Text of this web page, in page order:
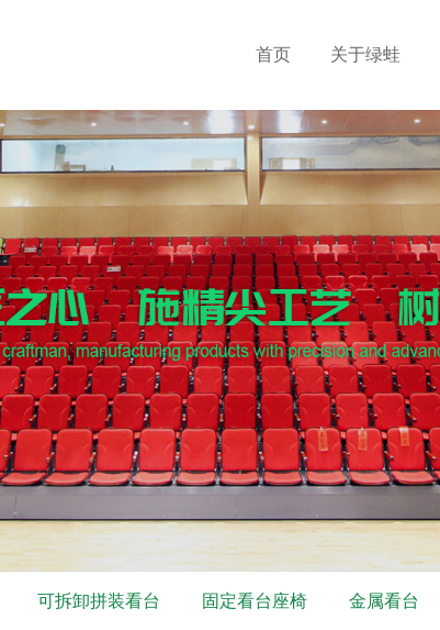
首页 关于绿蛙
可拆卸拼装看台 固定看台座椅 金属看台